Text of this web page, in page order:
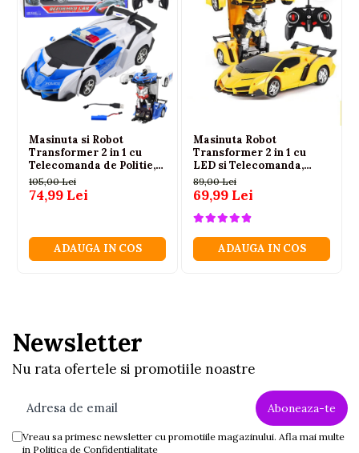
Avertisment
Produs recomandat copiilor cu varsta depeste 6 ani.
Contine piese mici si nu este recomandat copiilor sub
6 ani. Se utilizeaza sub supravegherea unui adult.
Bateriile nu sunt incluse.
Masinuta si Robot
Transformer 2 in 1 cu
Telecomanda de Politie,
cu Lumini si Sunete, 3
ani+
105,00 Lei
74,99 Lei
ADAUGA IN COS
Masinuta Robot
Transformer 2 in 1 cu
LED si Telecomanda,
Scara 1:18, Galbena, 6 ani+
89,00 Lei
69,99 Lei
ADAUGA IN COS
Newsletter
Nu rata ofertele si promotiile noastre
Vreau sa primesc newsletter cu promotiile magazinului. Afla mai multe
in Politica de Confidentialitate